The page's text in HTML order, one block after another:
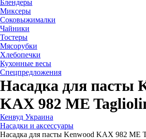
Блендеры
Миксеры
Соковыжималки
Чайники
Тостеры
Мясорубки
Хлебопечки
Кухонные весы
Спецпредложения
Насадка для пасты
KAX 982 ME
Кенвуд Украина
Насадки и аксессуары
Насадка для пасты Kenwood KAX 982 ME